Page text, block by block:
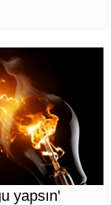
yapsın'